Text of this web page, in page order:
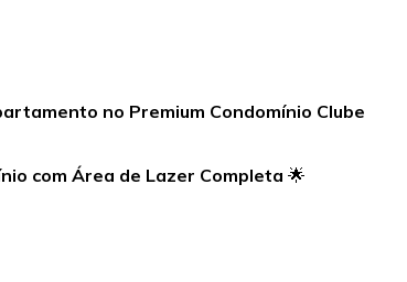
no Premium Condomínio Clube
com Área de Lazer Completa 🌟